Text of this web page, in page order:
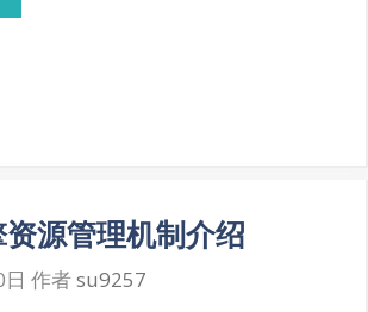
源管理机制介绍
作者su9257